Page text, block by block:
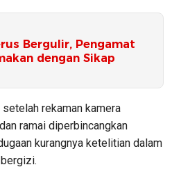
Bergulir, Pengamat
dengan Sikap
rekaman kamera
ramai diperbincangkan
kurangnya ketelitian dalam